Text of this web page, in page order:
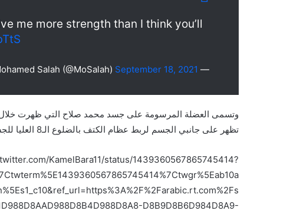
me more strength than I think you’ll
— Mohamed Salah (@MoSalah)
September 18, 2021
وتسمى العضلة المرسومة على جسد محمد صلاح التي ظهرت خلال
تظهر على جانبي الجسم لربط عظام الكتف بالضلوع الـ8 العليا للجسد وفقا لمجلة (Mundial Magazine).
KamelBara11/status/1439360567865745414?
D8B9D8B6D984D8A9-